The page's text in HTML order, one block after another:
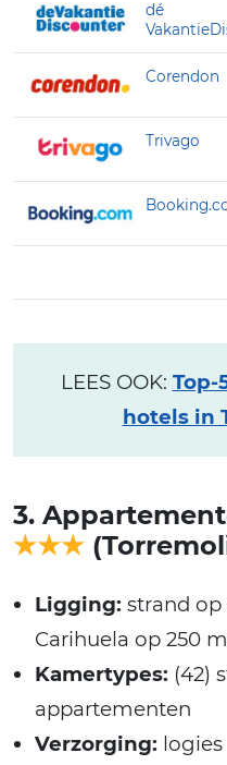
dé
Corendon
Trivago
LEES OOK: Top-
hotels in
3.
★★★
Ligging: strand
Carihuela op 250
Kamertypes: (42)
appartementen
Verzorging: logies